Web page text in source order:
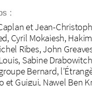
:
et Jean-
Cyril Mokaiesh,
Ribes, John
Sabine
Bernard,
Guigui, Nawel Ben